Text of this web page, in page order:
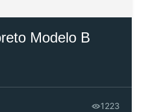
Modelo B
1223